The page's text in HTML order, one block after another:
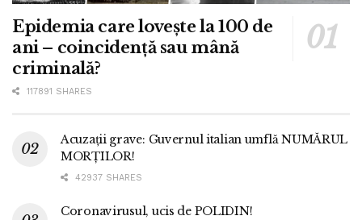
Epidemia care lovește la 100 de
ani – coincidență sau mână
criminală?
117891 SHARES
Acuzații grave: Guvernul italian umflă NUMĂRUL
MORȚILOR!
42937 SHARES
Coronavirusul, ucis de POLIDIN!